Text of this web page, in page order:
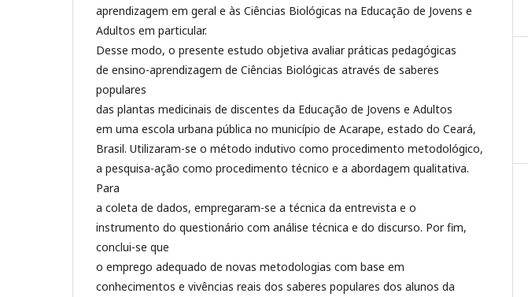
aprendizagem em geral e às Ciências Biológicas na Educação de Jovens e
Adultos em particular.
Desse modo, o presente estudo objetiva avaliar práticas pedagógicas
de ensino-aprendizagem de Ciências Biológicas através de saberes
populares
das plantas medicinais de discentes da Educação de Jovens e Adultos
em uma escola urbana pública no município de Acarape, estado do Ceará,
Brasil. Utilizaram-se o método indutivo como procedimento metodológico,
a pesquisa-ação como procedimento técnico e a abordagem qualitativa.
Para
a coleta de dados, empregaram-se a técnica da entrevista e o
instrumento do questionário com análise técnica e do discurso. Por fim,
conclui-se que
o emprego adequado de novas metodologias com base em
conhecimentos e vivências reais dos saberes populares dos alunos da